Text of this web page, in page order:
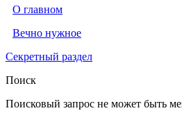
О главном
Вечно нужное
Секретный раздел
Поиск
Поисковый запрос не может быть